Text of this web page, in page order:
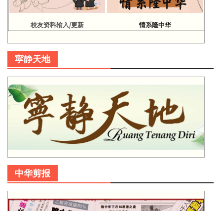
校友资料输入/更新 情系隆中华
寜静天地
中华剪报